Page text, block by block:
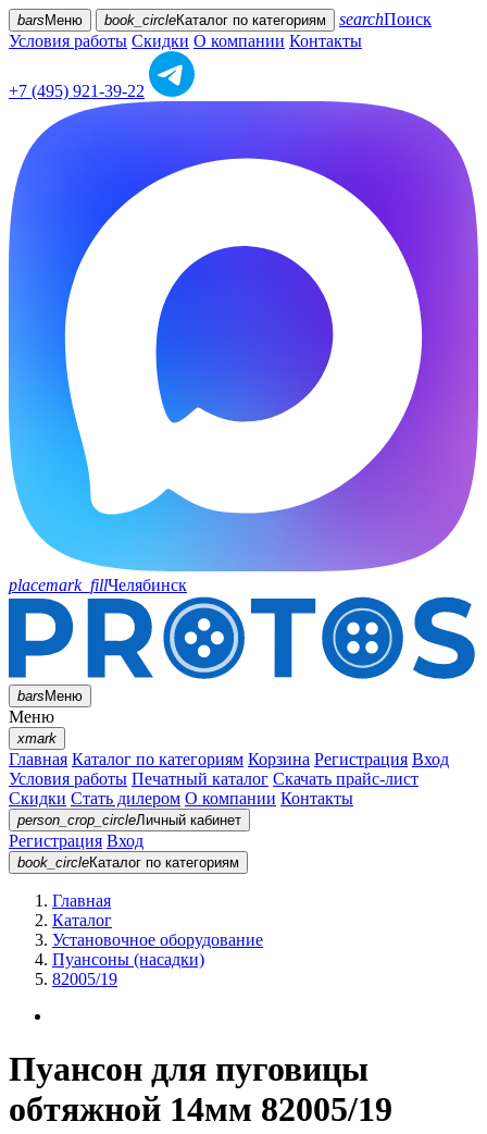
bars Меню book_circleКаталог по категориям searchПоиск
Условия работы Скидки О компании Контакты
+7 (495) 921-39-22
placemark_fillЧелябинск
barsМеню
Меню
xmark
Главная Каталог по категориям Корзина Регистрация Вход
Условия работы Печатный каталог Скачать прайс-лист
Скидки Стать дилером О компании Контакты
person_crop_circleЛичный кабинет
Регистрация Вход
book_circleКаталог по категориям
Главная
Каталог
Установочное оборудование
Пуансоны (насадки)
82005/19
Пуансон для пуговицы
обтяжной 14мм 82005/19